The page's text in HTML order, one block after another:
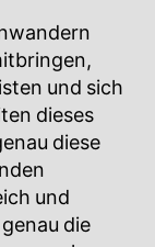
und sich
dieses
diese
und
die